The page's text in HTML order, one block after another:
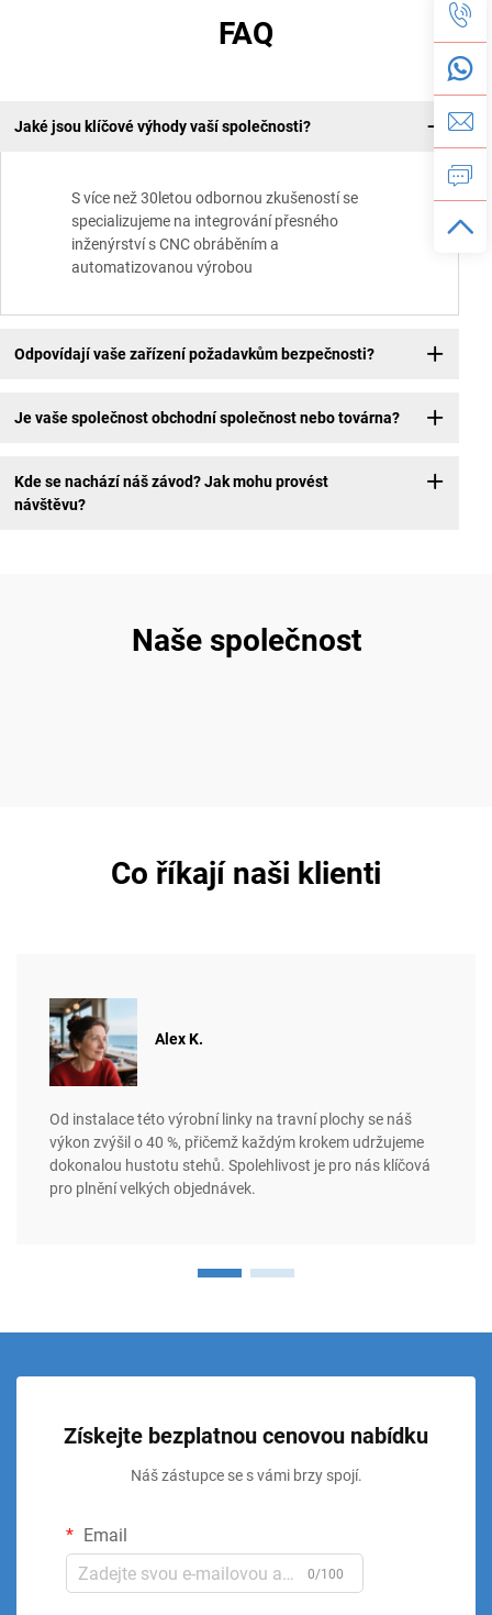
FAQ
Jaké jsou klíčové výhody vaší společnosti?
S více než 30letou odbornou zkušeností se
specializujeme na integrování přesného
inženýrství s CNC obráběním a
automatizovanou výrobou
Odpovídají vaše zařízení požadavkům bezpečnosti?
Je vaše společnost obchodní společnost nebo továrna?
Kde se nachází náš závod? Jak mohu provést
návštěvu?
Naše společnost
Co říkají naši klienti
Alex K.
Od instalace této výrobní linky na travní plochy se náš
výkon zvýšil o 40 %, přičemž každým krokem udržujeme
dokonalou hustotu stehů. Spolehlivost je pro nás klíčová
pro plnění velkých objednávek.
Získejte bezplatnou cenovou nabídku
Náš zástupce se s vámi brzy spojí.
Email
0/100